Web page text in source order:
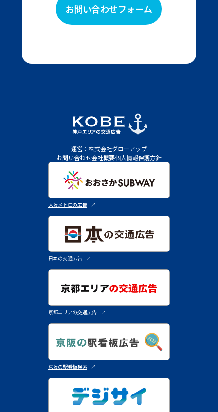
お問い合わせフォーム
運営：株式会社グローアップ
お問い合わせ会社概要個人情報保護方針
大阪メトロの広告 ↗︎
日本の交通広告 ↗︎
京都エリアの交通広告 ↗︎
京阪の駅看板検索 ↗︎